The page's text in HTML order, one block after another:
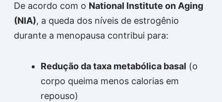
De acordo com o National Institute on Aging
(NIA), a queda dos níveis de estrogênio
durante a menopausa contribui para:
Redução da taxa metabólica basal (o
corpo queima menos calorias em
repouso)